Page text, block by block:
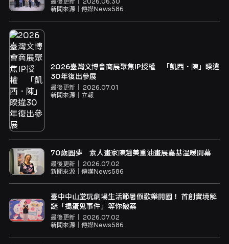
新聞來源｜ 傳媒News586
2026臺灣文博會商展聚焦IP授權 「凱西．陳」睽違
30年復出參展
最後更新｜ 2026.07.01
新聞來源｜ 立報
70歲圓夢 素人畫家陳趙美重油畫展嘉基溫暖開幕
最後更新｜ 2026.07.02
新聞來源｜ 傳媒News586
臺中中山堂玩劇場生活節暑假歡樂開園！ 首創實境解
謎「搗蛋鬼事件」等你破案
最後更新｜ 2026.07.02
新聞來源｜ 傳媒News586